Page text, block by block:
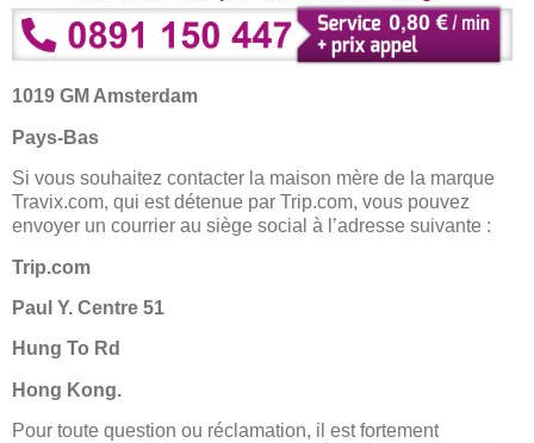
1019 GM Amsterdam
Pays-Bas
Si vous souhaitez contacter la maison mère de la marque
Travix.com, qui est détenue par Trip.com, vous pouvez
envoyer un courrier au siège social à l’adresse suivante :
Trip.com
Paul Y. Centre 51
Hung To Rd
Hong Kong.
Pour toute question ou réclamation, il est fortement